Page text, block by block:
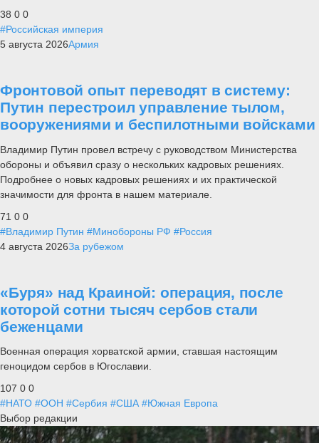
38 0 0
#Российская империя
5 августа 2026Армия
Фронтовой опыт переводят в систему:
Путин перестроил управление тылом,
вооружениями и беспилотными войсками
Владимир Путин провел встречу с руководством Министерства
обороны и объявил сразу о нескольких кадровых решениях.
Подробнее о новых кадровых решениях и их практической
значимости для фронта в нашем материале.
71 0 0
#Владимир Путин #Минобороны РФ #Россия
4 августа 2026За рубежом
«Буря» над Краиной: операция, после
которой сотни тысяч сербов стали
беженцами
Военная операция хорватской армии, ставшая настоящим
геноцидом сербов в Югославии.
107 0 0
#НАТО #ООН #Сербия #США #Южная Европа
Выбор редакции